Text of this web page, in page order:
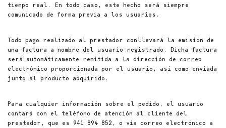
tiempo real. En todo caso, este hecho será siempre
comunicado de forma previa a los usuarios.
Todo pago realizado al prestador conllevará la emisión de
una factura a nombre del usuario registrado. Dicha factura
será automáticamente remitida a la dirección de correo
electrónico proporcionada por el usuario, así como enviada
junto al producto adquirido.
Para cualquier información sobre el pedido, el usuario
contará con el teléfono de atención al cliente del
prestador, que es 941 894 852, o vía correo electrónico a